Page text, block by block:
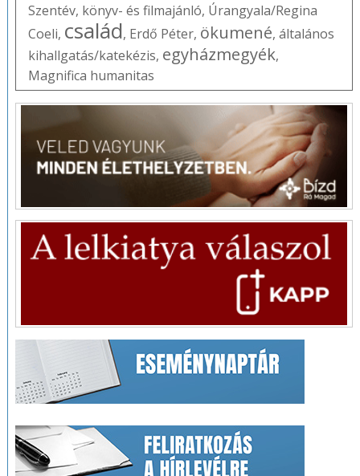
Szentév, könyv- és filmajánló, Úrangyala/Regina
Coeli, család, Erdő Péter, ökumené, általános
kihallgatás/katekézis, egyházmegyék,
Magnifica humanitas